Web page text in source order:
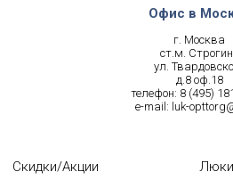
Офис в
г. Москва
ст.м.
ул.
д.8 оф.18
телефон: 8 (495)
e-mail: luk-
Скидки/Акции
Люки